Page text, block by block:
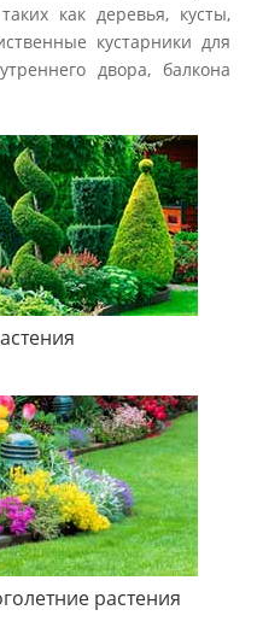
как деревья, кусты,
кустарники для
двора, балкона
растения